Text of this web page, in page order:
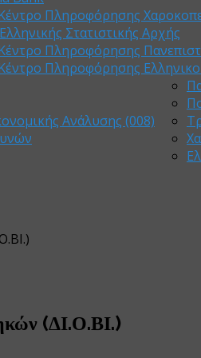
Πληροφόρησης
Στατιστικής Αρχής
Πληροφόρησης
Πληροφόρησης
Ανάλυσης (008)
(ΔΙ.Ο.ΒΙ.)